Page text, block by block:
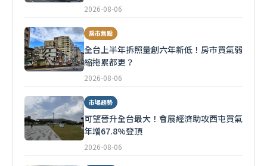
2026-08-06
房市焦點
全台上半年拆照量創六年新低！房市買氣弱
縮拖累都更？
2026-08-06
市場趨勢
可望晉升全台最大！會展經濟助攻西屯買氣
年增67.8%登頂
2026-08-06